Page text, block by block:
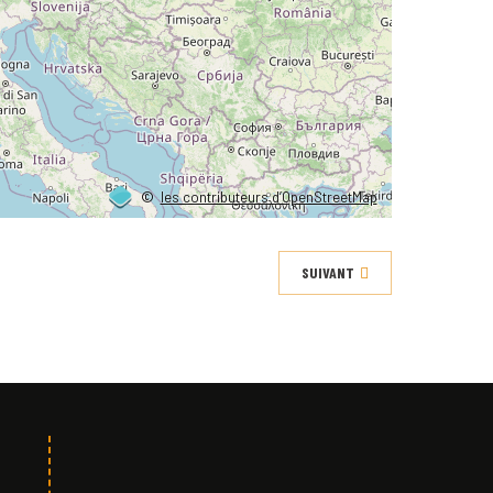
©les contributeurs d’OpenStreetMap
SUIVANT